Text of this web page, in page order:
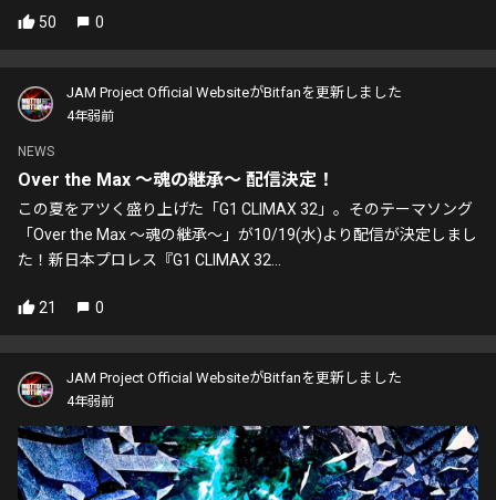
50 0
JAM Project Official WebsiteがBitfanを更新しました
4年弱前
NEWS
Over the Max 〜魂の継承〜 配信決定！
この夏をアツく盛り上げた「G1 CLIMAX 32」。そのテーマソング
「Over the Max 〜魂の継承〜」が10/19(水)より配信が決定しまし
た！新日本プロレス『G1 CLIMAX 32...
21 0
JAM Project Official WebsiteがBitfanを更新しました
4年弱前